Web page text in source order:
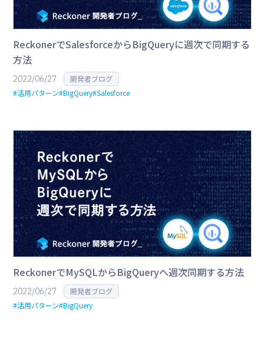
ReckonerでSalesforceからBigQueryに週次で同期する
方法
2022/06/27
開発者ブログ
#活用パターン#BigQuery#Salesforce
ReckonerでMySQLからBigQueryへ週次同期する方法
2022/06/27
開発者ブログ
#活用パターン#BigQuery